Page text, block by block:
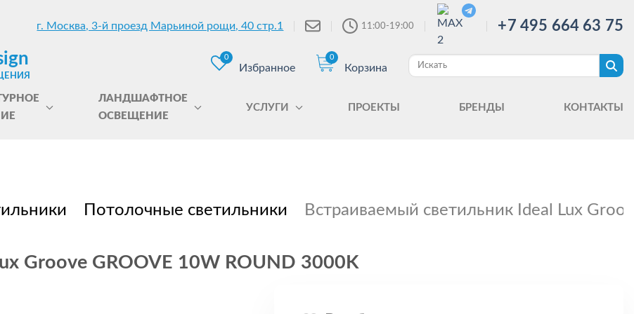
г. Москва, 3-й проезд Марьиной рощи, 40 стр.1 11:00-19:00 +7 495 664 63 75
0
Избранное
0
Корзина
ЛАНДШАФТНОЕ
ОСВЕЩЕНИЕ
УСЛУГИ ПРОЕКТЫ БРЕНДЫ КОНТАКТЫ
Потолочные светильники Встраиваемый светильник Ideal Lux
Groove GROOVE 10W ROUND 3000K